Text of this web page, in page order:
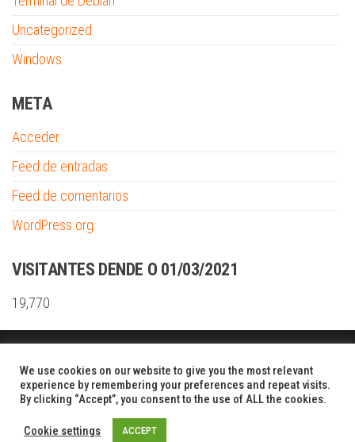
Uncategorized
Windows
META
Acceder
Feed de entradas
Feed de comentarios
WordPress.org
VISITANTES DENDE O 01/03/2021
19,770
We use cookies on our website to give you the most relevant
experience by remembering your preferences and repeat visits.
By clicking “Accept”, you consent to the use of ALL the cookies.
Cookie settings ACCEPT